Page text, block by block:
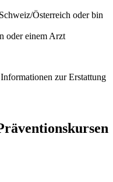
Österreich oder bin
oder einem Arzt
zur Erstattung